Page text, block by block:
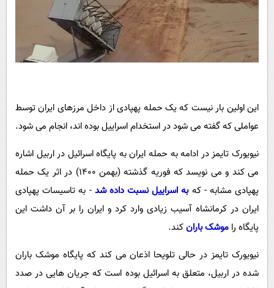
این اولین بار نیست که یک حمله پهپادی از داخل مرزهای ایران توسط
عواملی که گفته می شود در استخدام اسراییل بوده اند، انجام می شود.
نیویورک تایمز در ادامه به حمله ایران به پایگاه اسرائیل در اربیل اشاره
می کند و می نویسد که فوریه گذشته (بهمن 1400) در اثر یک حمله
پهپادی مشابه - کهبه اسراییل نسبت داده شد - به تاسیسات پهپادی
ایران در کرمانشاه آسیب زیادی وارد کرد و ایران را بر آن داشت این
پایگاه را موشک بارانکند.
نیویورک تایمز در حالی تلویحا اذعان می کند که پایگاه موشک باران
شده در اربیل، متعلق به اسرائیل بوده است که جریان هایی در صدد